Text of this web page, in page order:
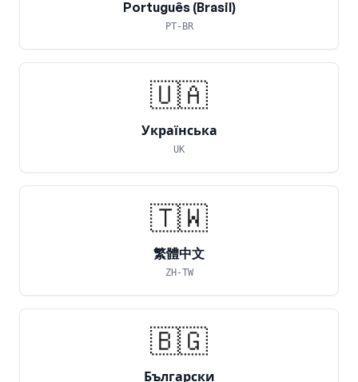
Português (Brasil)
PT-BR
🇺🇦
Українська
UK
🇹🇼
繁體中文
ZH-TW
🇧🇬
Български